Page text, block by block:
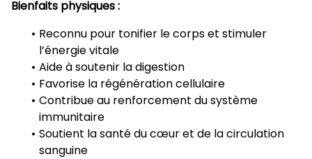
Bienfaits physiques :
Reconnu pour tonifier le corps et stimuler
l’énergie vitale
Aide à soutenir la digestion
Favorise la régénération cellulaire
Contribue au renforcement du système
immunitaire
Soutient la santé du cœur et de la circulation
sanguine